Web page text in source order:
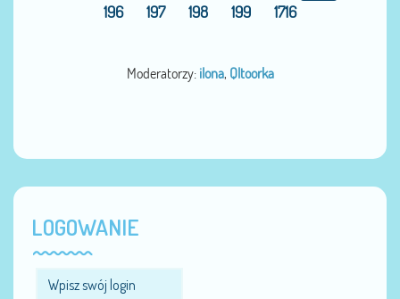
196
197 198 199 1716
Moderatorzy: ilona, Qltoorka
LOGOWANIE